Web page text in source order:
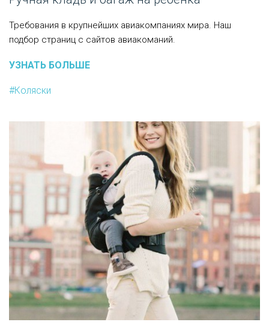
Требования в крупнейших авиакомпаниях мира. Наш
подбор страниц с сайтов авиакоманий.
УЗНАТЬ БОЛЬШЕ
#Коляски